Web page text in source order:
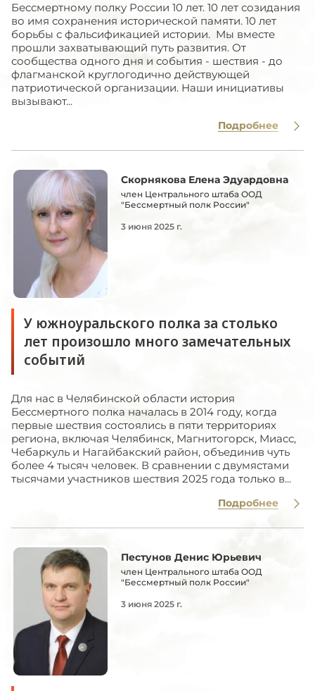
Бессмертному полку России 10 лет. 10 лет созидания
во имя сохранения исторической памяти. 10 лет
борьбы с фальсификацией истории. Мы вместе
прошли захватывающий путь развития. От
сообщества одного дня и события - шествия - до
флагманской круглогодично действующей
патриотической организации. Наши инициативы
вызывают...
Подробнее
У южноуральского полка за столько
лет произошло много замечательных
событий
Скорнякова Елена Эдуардовна
член Центрального штаба ООД
"Бессмертный полк России"
3 июня 2025 г.
Для нас в Челябинской области история
Бессмертного полка началась в 2014 году, когда
первые шествия состоялись в пяти территориях
региона, включая Челябинск, Магнитогорск, Миасс,
Чебаркуль и Нагайбакский район, объединив чуть
более 4 тысяч человек. В сравнении с двумястами
тысячами участников шествия 2025 года только в...
Подробнее
Пестунов Денис Юрьевич
член Центрального штаба ООД
"Бессмертный полк России"
3 июня 2025 г.